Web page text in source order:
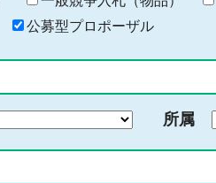
公募型プロポーザル
所属